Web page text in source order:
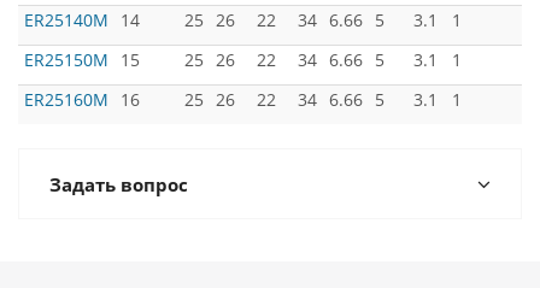
ER25140M
14 25 26 22 34 6.66 5 3.1
1
ER25150M
15 25 26 22 34 6.66 5 3.1
1
ER25160M
16 25 26 22 34 6.66 5 3.1 1
Задать вопрос